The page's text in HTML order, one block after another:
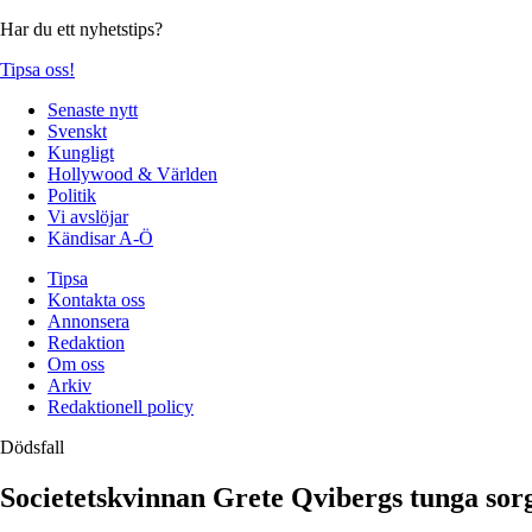
Har du ett nyhetstips?
Tipsa oss!
Senaste nytt
Svenskt
Kungligt
Hollywood & Världen
Politik
Vi avslöjar
Kändisar A-Ö
Tipsa
Kontakta oss
Annonsera
Redaktion
Om oss
Arkiv
Redaktionell policy
Dödsfall
Societetskvinnan Grete Qvibergs tunga